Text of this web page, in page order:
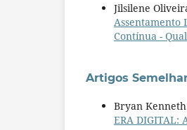
Jilsilene
Assentamento
Contínua -
Artigos
Bryan
ERA DIGITAL: